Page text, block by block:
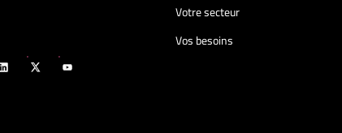
Votre secteur
Vos besoins